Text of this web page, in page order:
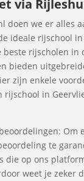
via
doen we er alles
ideale rijschool
beste rijscholen in
bieden
zijn enkele
rijschool in
Om
te
die op ons
weet je zeker